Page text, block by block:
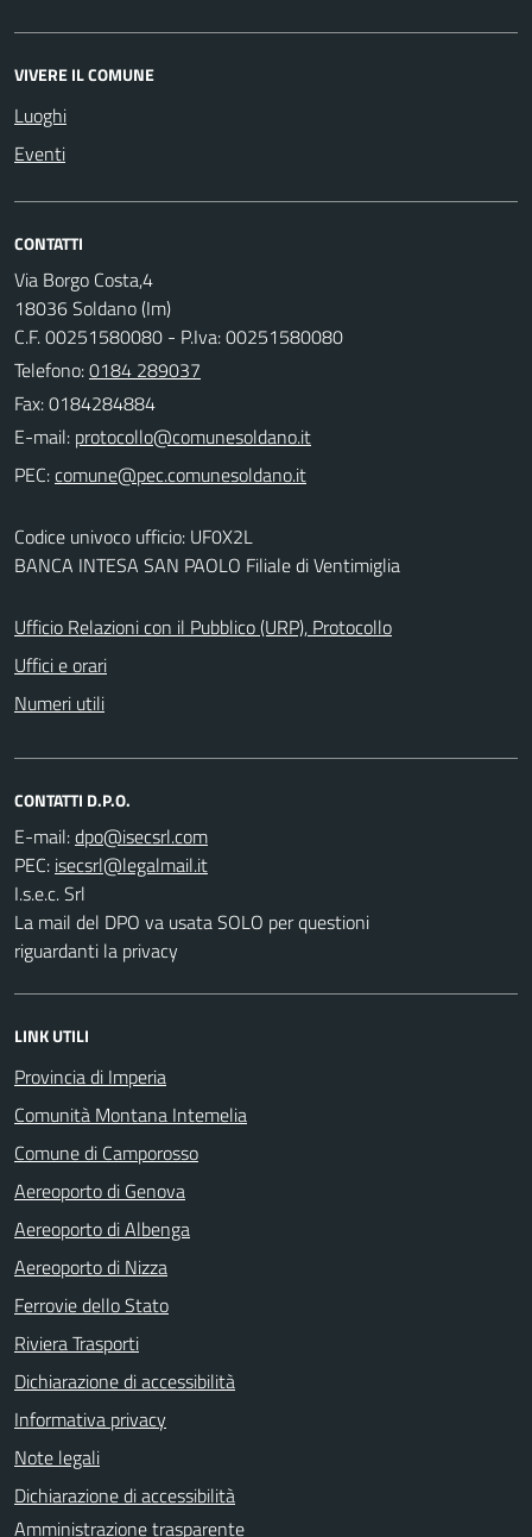
VIVERE IL COMUNE
Luoghi
Eventi
CONTATTI
Via Borgo Costa,4
18036 Soldano (Im)
C.F. 00251580080 - P.Iva: 00251580080
Telefono:0184 289037
Fax: 0184284884
E-mail:
PEC:
Codice univoco ufficio: UF0X2L
BANCA INTESA SAN PAOLO Filiale di Ventimiglia
Ufficio Relazioni con il Pubblico (URP), Protocollo
Uffici e orari
Numeri utili
CONTATTI D.P.O.
E-mail:
PEC:
I.s.e.c. Srl
La mail del DPO va usata SOLO per questioni
riguardanti la privacy
LINK UTILI
Provincia di Imperia
Comunità Montana Intemelia
Comune di Camporosso
Aereoporto di Genova
Aereoporto di Albenga
Aereoporto di Nizza
Ferrovie dello Stato
Riviera Trasporti
Dichiarazione di accessibilità
Informativa privacy
Note legali
Dichiarazione di accessibilità
Amministrazione trasparente